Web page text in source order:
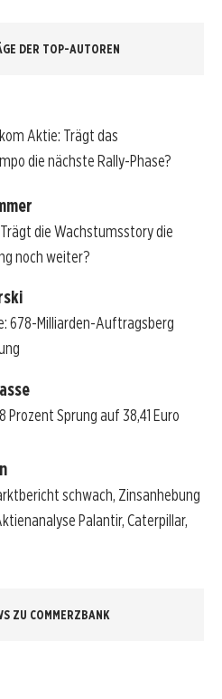
DER TOP-AUTOREN
Aktie: Trägt das
die nächste Rally-Phase?
die Wachstumsstory die
noch weiter?
678-Milliarden-Auftragsberg
Prozent Sprung auf 38,41 Euro
schwach, Zinsanhebung
Palantir, Caterpillar,
ZU COMMERZBANK